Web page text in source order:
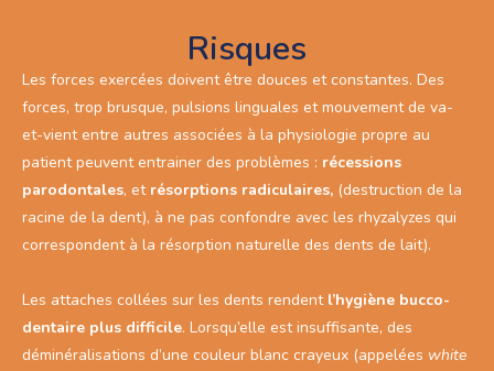
Risques
Les forces exercées doivent être douces et constantes. Des
forces, trop brusque, pulsions linguales et mouvement de va-
et-vient entre autres associées à la physiologie propre au
patient peuvent entrainer des problèmes : récessions
parodontales, et résorptions radiculaires, (destruction de la
racine de la dent), à ne pas confondre avec les rhyzalyzes qui
correspondent à la résorption naturelle des dents de lait).
Les attaches collées sur les dents rendentl’hygiène bucco-
dentaire plus difficile. Lorsqu’elle est insuffisante, des
déminéralisations d’une couleur blanc crayeux (appelées white